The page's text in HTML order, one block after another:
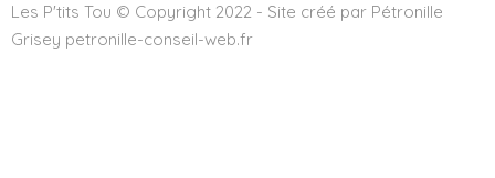
Les P'tits Tou © Copyright 2022 - Site créé par Pétronille
Grisey petronille-conseil-web.fr